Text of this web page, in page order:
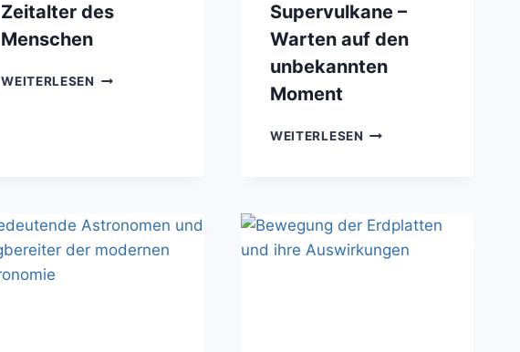
Zeitalter des
Menschen
WEITERLESEN ANTHROPOZÄN
Supervulkane –
Warten auf den
unbekannten
Moment
WEITERLESEN AUSBRUCH
AUF
DEN